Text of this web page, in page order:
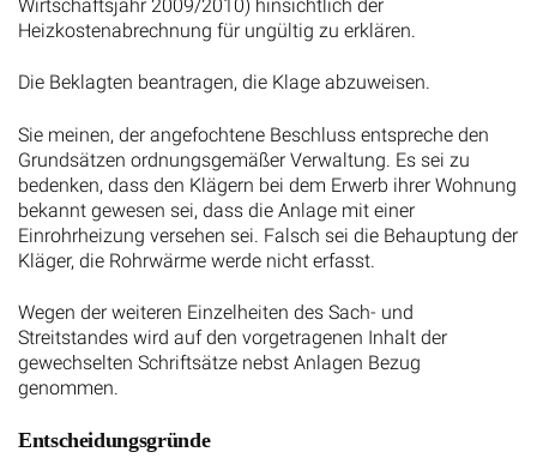
Wirtschaftsjahr 2009/2010) hinsichtlich der
Heizkostenabrechnung für ungültig zu erklären.
Die Beklagten beantragen, die Klage abzuweisen.
Sie meinen, der angefochtene Beschluss entspreche den
Grundsätzen ordnungsgemäßer Verwaltung. Es sei zu
bedenken, dass den Klägern bei dem Erwerb ihrer Wohnung
bekannt gewesen sei, dass die Anlage mit einer
Einrohrheizung versehen sei. Falsch sei die Behauptung der
Kläger, die Rohrwärme werde nicht erfasst.
Wegen der weiteren Einzelheiten des Sach- und
Streitstandes wird auf den vorgetragenen Inhalt der
gewechselten Schriftsätze nebst Anlagen Bezug
genommen.
Entscheidungsgründe